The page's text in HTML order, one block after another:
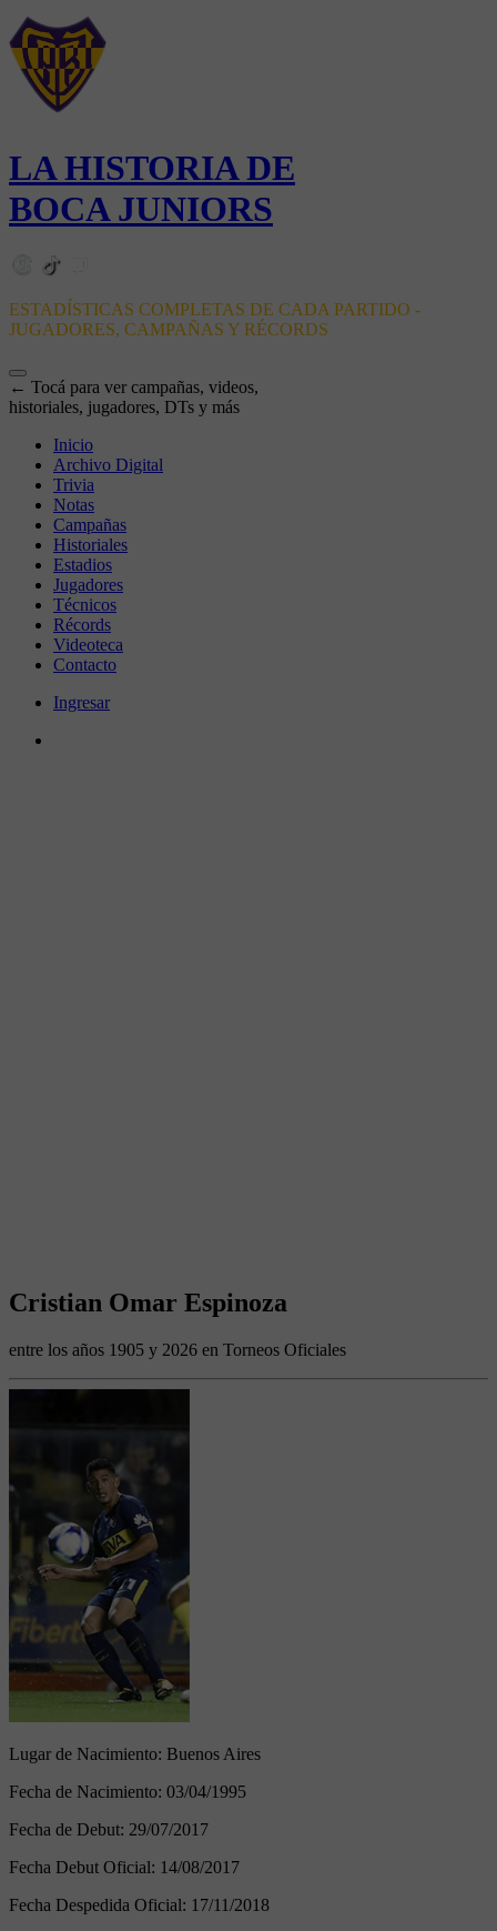
LA HISTORIA DE
BOCA JUNIORS
ESTADÍSTICAS COMPLETAS DE CADA PARTIDO -
JUGADORES, CAMPAÑAS Y RÉCORDS
← Tocá para ver campañas, videos,
historiales, jugadores, DTs y más
Inicio
Archivo Digital
Trivia
Notas
Campañas
Historiales
Estadios
Jugadores
Técnicos
Récords
Videoteca
Contacto
Ingresar
Cristian Omar Espinoza
entre los años 1905 y 2026 en Torneos Oficiales
Lugar de Nacimiento: Buenos Aires
Fecha de Nacimiento: 03/04/1995
Fecha de Debut: 29/07/2017
Fecha Debut Oficial: 14/08/2017
Fecha Despedida Oficial: 17/11/2018